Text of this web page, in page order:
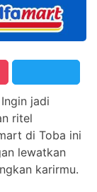
jadi
ritel
di Toba ini
lewatkan
karirmu.